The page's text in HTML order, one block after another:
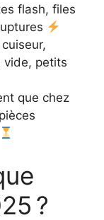
flash, files
vide, petits
que chez
?